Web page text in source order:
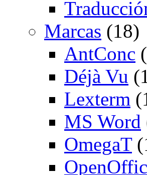
Marcas (18)
AntConc
Déjà Vu
Lexterm
MS Word
OmegaT